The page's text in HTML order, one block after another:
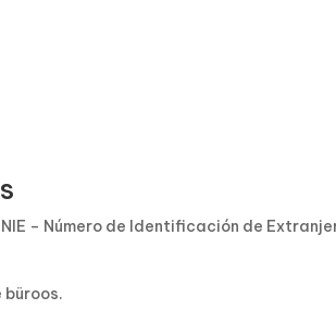
– Número de Identificación de